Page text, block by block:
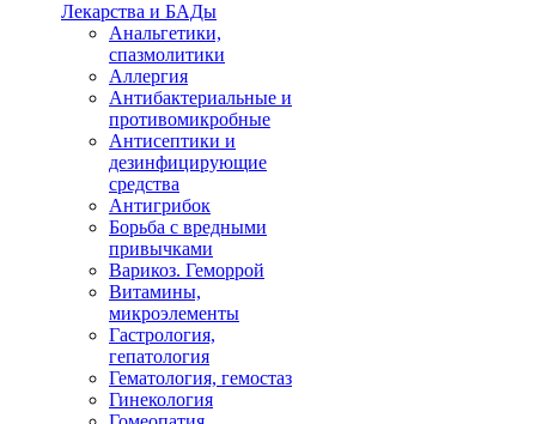
Лекарства и БАДы
Анальгетики,
спазмолитики
Аллергия
Антибактериальные и
противомикробные
Антисептики и
дезинфицирующие
средства
Антигрибок
Борьба с вредными
привычками
Варикоз. Геморрой
Витамины,
микроэлементы
Гастрология,
гепатология
Гематология, гемостаз
Гинекология